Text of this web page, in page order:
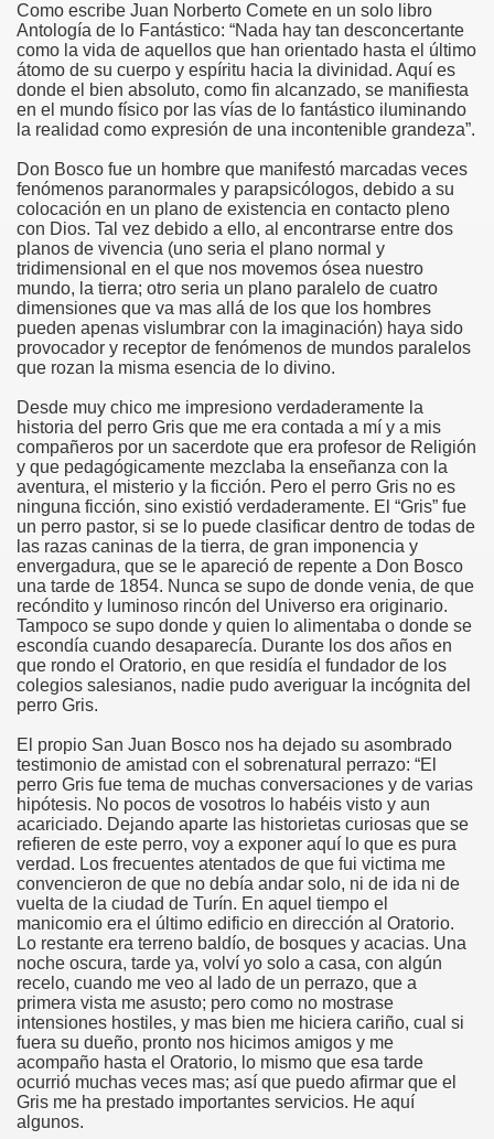
Como escribe Juan Norberto Comete en un solo libro
Antología de lo Fantástico: “Nada hay tan desconcertante
como la vida de aquellos que han orientado hasta el último
átomo de su cuerpo y espíritu hacia la divinidad. Aquí es
donde el bien absoluto, como fin alcanzado, se manifiesta
en el mundo físico por las vías de lo fantástico iluminando
la realidad como expresión de una incontenible grandeza”.
Don Bosco fue un hombre que manifestó marcadas veces
fenómenos paranormales y parapsicólogos, debido a su
colocación en un plano de existencia en contacto pleno
con Dios. Tal vez debido a ello, al encontrarse entre dos
planos de vivencia (uno seria el plano normal y
tridimensional en el que nos movemos ósea nuestro
mundo, la tierra; otro seria un plano paralelo de cuatro
dimensiones que va mas allá de los que los hombres
pueden apenas vislumbrar con la imaginación) haya sido
provocador y receptor de fenómenos de mundos paralelos
que rozan la misma esencia de lo divino.
Desde muy chico me impresiono verdaderamente la
historia del perro Gris que me era contada a mí y a mis
compañeros por un sacerdote que era profesor de Religión
y que pedagógicamente mezclaba la enseñanza con la
aventura, el misterio y la ficción. Pero el perro Gris no es
ninguna ficción, sino existió verdaderamente. El “Gris” fue
un perro pastor, si se lo puede clasificar dentro de todas de
las razas caninas de la tierra, de gran imponencia y
envergadura, que se le apareció de repente a Don Bosco
una tarde de 1854. Nunca se supo de donde venia, de que
recóndito y luminoso rincón del Universo era originario.
Tampoco se supo donde y quien lo alimentaba o donde se
escondía cuando desaparecía. Durante los dos años en
que rondo el Oratorio, en que residía el fundador de los
colegios salesianos, nadie pudo averiguar la incógnita del
perro Gris.
El propio San Juan Bosco nos ha dejado su asombrado
testimonio de amistad con el sobrenatural perrazo: “El
perro Gris fue tema de muchas conversaciones y de varias
hipótesis. No pocos de vosotros lo habéis visto y aun
acariciado. Dejando aparte las historietas curiosas que se
refieren de este perro, voy a exponer aquí lo que es pura
verdad. Los frecuentes atentados de que fui victima me
convencieron de que no debía andar solo, ni de ida ni de
vuelta de la ciudad de Turín. En aquel tiempo el
manicomio era el último edificio en dirección al Oratorio.
Lo restante era terreno baldío, de bosques y acacias. Una
noche oscura, tarde ya, volví yo solo a casa, con algún
recelo, cuando me veo al lado de un perrazo, que a
primera vista me asusto; pero como no mostrase
intensiones hostiles, y mas bien me hiciera cariño, cual si
fuera su dueño, pronto nos hicimos amigos y me
acompaño hasta el Oratorio, lo mismo que esa tarde
ocurrió muchas veces mas; así que puedo afirmar que el
Gris me ha prestado importantes servicios. He aquí
algunos.
chino